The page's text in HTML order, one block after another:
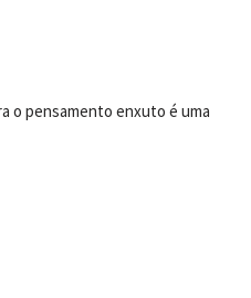
o pensamento enxuto é uma